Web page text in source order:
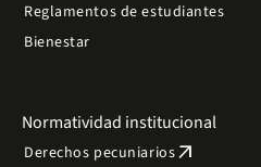
Reglamentos de estudiantes
Bienestar
Normatividad institucional
Derechos pecuniariosarrow_outward